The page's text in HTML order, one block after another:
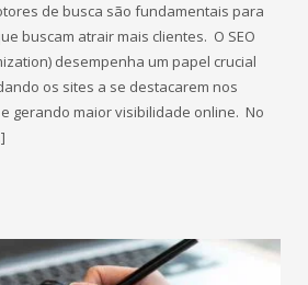
de busca são fundamentais para
buscam atrair mais clientes. O SEO
desempenha um papel crucial
os sites a se destacarem nos
gerando maior visibilidade online. No